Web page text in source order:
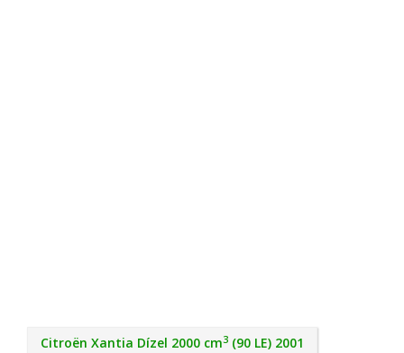
Citroën Xantia Dízel 2000 cm3 (90 LE) 2001